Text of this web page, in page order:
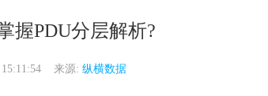
握PDU分层解析?
15:11:54 来源: 纵横数据